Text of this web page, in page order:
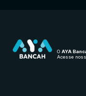
O AYA
Acesse